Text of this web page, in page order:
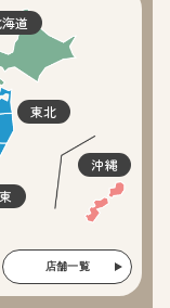
道
東北
沖縄
店舗一覧